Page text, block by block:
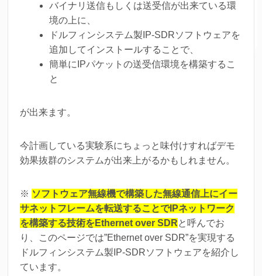
バイナリ送信もしくは送受信が出来ている環
境の上に、
ドルフィンシステム製IP-SDRソフトウェアを
追加してインストールすることで、
簡単にIPパケットの送受信環境を構築するこ
と
が出来ます。
今計画している実験系にちょっと味付けすればデモ
効果抜群のシステムが出来上がるかもしれません。
※ ソフトウェア無線機で構築した無線通信上にイー
サネットフレームを転送することでIPネットワーク
を構築する技術をEthernet over SDRと呼んでお
り、このページでは”Ethernet over SDR”を実現する
ドルフィンシステム製IP-SDRソフトウェアを紹介し
ています。